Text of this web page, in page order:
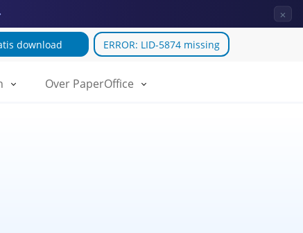
×
download ERROR: LID-5874 missing
Over PaperOffice